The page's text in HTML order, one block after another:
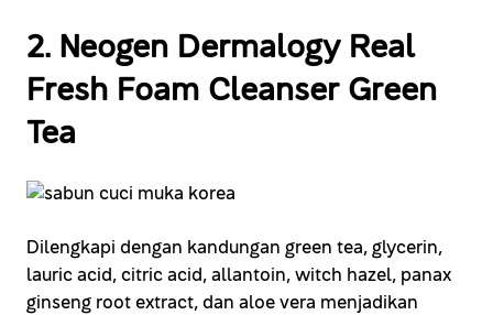
2. Neogen Dermalogy Real
Fresh Foam Cleanser Green
Tea
Dilengkapi dengan kandungan green tea, glycerin,
lauric acid, citric acid, allantoin, witch hazel, panax
ginseng root extract, dan aloe vera menjadikan